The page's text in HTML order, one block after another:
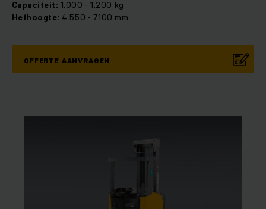
Capaciteit: 1.000 - 1.200 kg
Hefhoogte: 4.550 - 7.100 mm
OFFERTE AANVRAGEN